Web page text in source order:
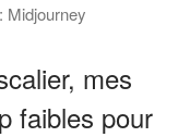
Midjourney
mes
faibles pour